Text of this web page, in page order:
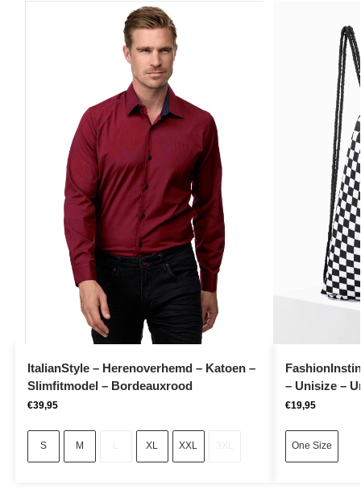
ItalianStyle – Herenoverhemd – Katoen –
Slimfitmodel – Bordeauxrood
€39,95
S M XL XXL
– Unisize –
€19,95
One Size